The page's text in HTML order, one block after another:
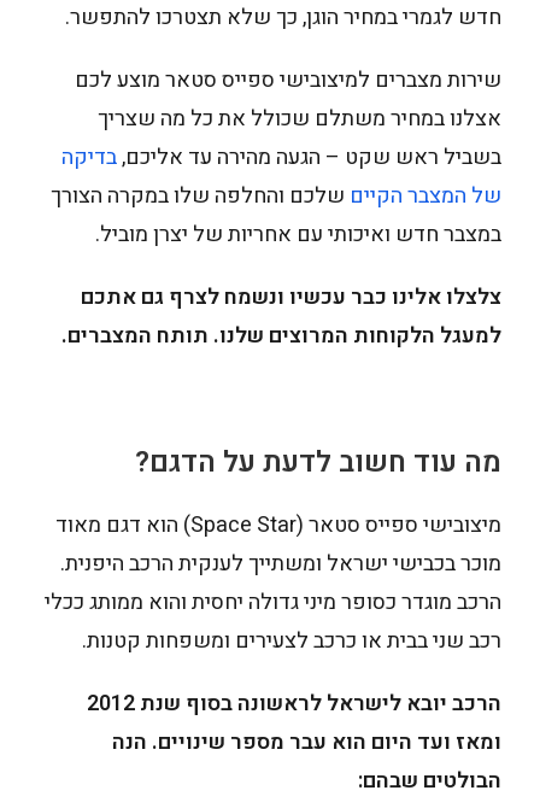
חדש לגמרי במחיר הוגן, כך שלא תצטרכו להתפשר.
שירות מצברים למיצובישי ספייס סטאר מוצע לכם
אצלנו במחיר משתלם שכולל את כל מה שצריך
בשביל ראש שקט – הגעה מהירה עד אליכם,בדיקה
של המצבר הקיים שלכם והחלפה שלו במקרה הצורך
במצבר חדש ואיכותי עם אחריות של יצרן מוביל.
צלצלו אלינו כבר עכשיו ונשמח לצרף גם אתכם
למעגל הלקוחות המרוצים שלנו. תותח המצברים.
מה עוד חשוב לדעת על הדגם?
מיצובישי ספייס סטאר (Space Star) הוא דגם מאוד
מוכר בכבישי ישראל ומשתייך לענקית הרכב היפנית.
הרכב מוגדר כסופר מיני גדולה יחסית והוא ממותג ככלי
רכב שני בבית או כרכב לצעירים ומשפחות קטנות.
הרכב יובא לישראל לראשונה בסוף שנת 2012
ומאז ועד היום הוא עבר מספר שינויים. הנה
הבולטים שבהם: